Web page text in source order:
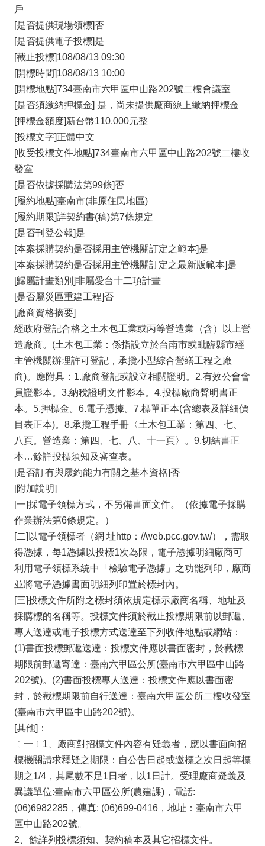
戶
[是否提供現場領標]否
[是否提供電子投標]是
[截止投標]108/08/13 09:30
[開標時間]108/08/13 10:00
[開標地點]734臺南市六甲區中山路202號二樓會議室
[是否須繳納押標金] 是，尚未提供廠商線上繳納押標金
[押標金額度]新台幣110,000元整
[投標文字]正體中文
[收受投標文件地點]734臺南市六甲區中山路202號二樓收
發室
[是否依據採購法第99條]否
[履約地點]臺南市(非原住民地區)
[履約期限]詳契約書(稿)第7條規定
[是否刊登公報]是
[本案採購契約是否採用主管機關訂定之範本]是
[本案採購契約是否採用主管機關訂定之最新版範本]是
[歸屬計畫類別]非屬愛台十二項計畫
[是否屬災區重建工程]否
[廠商資格摘要]
經政府登記合格之土木包工業或丙等營造業（含）以上營
造廠商。(土木包工業：係指設立於台南市或毗臨縣市經
主管機關辦理許可登記，承攬小型綜合營繕工程之廠
商)。應附具：1.廠商登記或設立相關證明。2.有效公會會
員證影本。3.納稅證明文件影本。4.投標廠商聲明書正
本。5.押標金。6.電子憑據。7.標單正本(含總表及詳細價
目表正本)。8.承攬工程手冊〈土木包工業：第四、七、
八頁。營造業：第四、七、八、十一頁〉。9.切結書正
本…餘詳投標須知及審查表。
[是否訂有與履約能力有關之基本資格]否
[附加說明]
[一]採電子領標方式，不另備書面文件。（依據電子採購
作業辦法第6條規定。）
[二]以電子領標者（網 址http：//web.pcc.gov.tw/），需取
得憑據，每1憑據以投標1次為限，電子憑據明細廠商可
利用電子領標系統中「檢驗電子憑據」之功能列印，廠商
並將電子憑據書面明細列印置於標封內。
[三]投標文件所附之標封須依規定標示廠商名稱、地址及
採購標的名稱等。投標文件須於截止投標期限前以郵遞、
專人送達或電子投標方式送達至下列收件地點或網站：
(1)書面投標郵遞送達：投標文件應以書面密封，於截標
期限前郵遞寄達：臺南六甲區公所(臺南市六甲區中山路
202號)。(2)書面投標專人送達：投標文件應以書面密
封，於截標期限前自行送達：臺南六甲區公所二樓收發室
(臺南市六甲區中山路202號)。
[其他]：
﹝一﹞1、廠商對招標文件內容有疑義者，應以書面向招
標機關請求釋疑之期限：自公告日起或邀標之次日起等標
期之1/4，其尾數不足1日者，以1日計。受理廠商疑義及
異議單位:臺南市六甲區公所(農建課)，電話:
(06)6982285，傳真: (06)699-0416，地址：臺南市六甲
區中山路202號。
2、餘詳列投標須知、契約稿本及其它招標文件。